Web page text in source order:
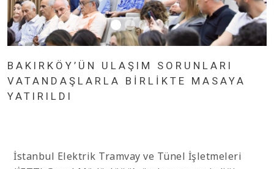
BAKIRKÖY’ÜN ULAŞIM SORUNLARI
VATANDAŞLARLA BIRLIKTE MASAYA
YATIRILDI
İstanbul Elektrik Tramvay ve Tünel İşletmeleri